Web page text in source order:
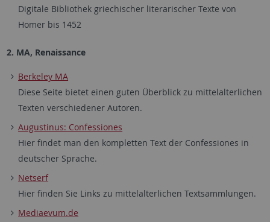
Digitale Bibliothek griechischer literarischer Texte von
Homer bis 1452
2. MA, Renaissance
Berkeley MA
Diese Seite bietet einen guten Überblick zu mittelalterlichen
Texten verschiedener Autoren.
Augustinus: Confessiones
Hier findet man den kompletten Text der Confessiones in
deutscher Sprache.
Netserf
Hier finden Sie Links zu mittelalterlichen Textsammlungen.
Mediaevum.de